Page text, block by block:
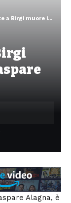
il ventenne Gaspare Alagna
Alagna, è